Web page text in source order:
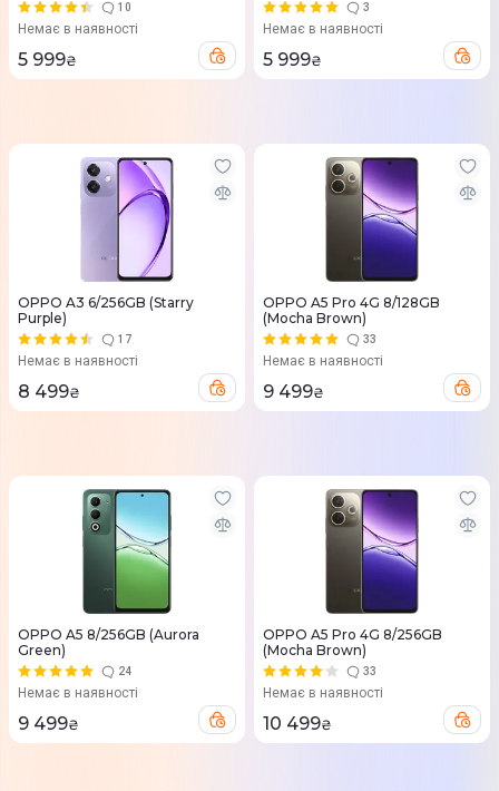
10
Немає в наявності
5 999₴
3
Немає в наявності
5 999₴
OPPO A3 6/256GB (Starry
Purple)
17
Немає в наявності
8 499₴
OPPO A5 Pro 4G 8/128GB
(Mocha Brown)
33
Немає в наявності
9 499₴
OPPO A5 8/256GB (Aurora
Green)
24
Немає в наявності
9 499₴
OPPO A5 Pro 4G 8/256GB
(Mocha Brown)
33
Немає в наявності
10 499₴